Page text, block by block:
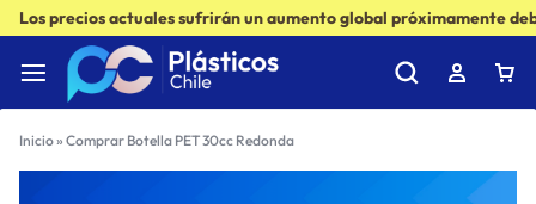
Los precios actuales sufrirán un aumento global próximamente
Inicio» Comprar Botella PET 30cc Redonda